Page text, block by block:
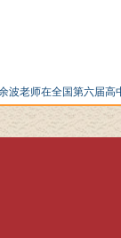
波老师在全国第六届高